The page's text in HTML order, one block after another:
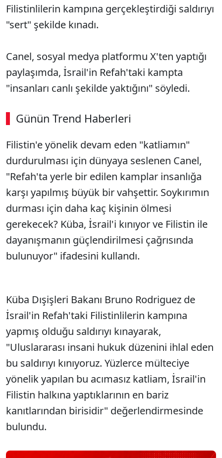
Filistinlilerin kampına gerçekleştirdiği saldırıyı
"sert" şekilde kınadı.
Canel, sosyal medya platformu X'ten yaptığı
paylaşımda, İsrail'in Refah'taki kampta
"insanları canlı şekilde yaktığını" söyledi.
Günün Trend Haberleri
Filistin'e yönelik devam eden "katliamın"
durdurulması için dünyaya seslenen Canel,
"Refah'ta yerle bir edilen kamplar insanlığa
karşı yapılmış büyük bir vahşettir. Soykırımın
durması için daha kaç kişinin ölmesi
gerekecek? Küba, İsrail'i kınıyor ve Filistin ile
dayanışmanın güçlendirilmesi çağrısında
bulunuyor" ifadesini kullandı.
Küba Dışişleri Bakanı Bruno Rodriguez de
İsrail'in Refah'taki Filistinlilerin kampına
yapmış olduğu saldırıyı kınayarak,
"Uluslararası insani hukuk düzenini ihlal eden
bu saldırıyı kınıyoruz. Yüzlerce mülteciye
yönelik yapılan bu acımasız katliam, İsrail'in
Filistin halkına yaptıklarının en bariz
kanıtlarından birisidir" değerlendirmesinde
bulundu.